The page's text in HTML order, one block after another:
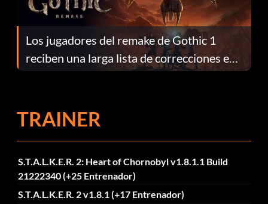
Los jugadores del remake de Gothic 1
reciben una larga lista de correcciones en
el parche 1.0.4
TRAINER
S.T.A.L.K.E.R. 2: Heart of Chornobyl v1.8.1.1 Build
21222340 (+25 Entrenador)
S.T.A.L.K.E.R. 2 v1.8.1 (+17 Entrenador)